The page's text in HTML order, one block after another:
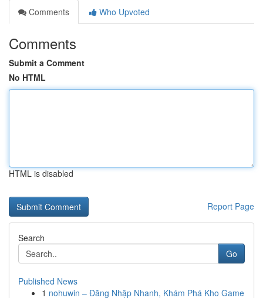
Comments
Who Upvoted
Comments
Submit a Comment
No HTML
HTML is disabled
Report Page
Search
Go
Published News
1 nohuwin – Đăng Nhập Nhanh, Khám Phá Kho Game